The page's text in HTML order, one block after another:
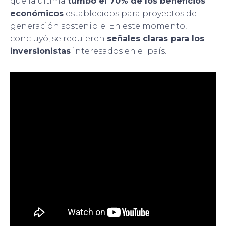
económicos establecidos para proyectos de
generación sostenible. En este momento,
concluyó, se requieren señales claras para los
inversionistas interesados en el país.